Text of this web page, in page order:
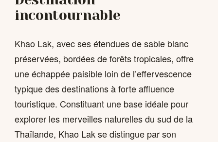
incontournable
Khao Lak, avec ses étendues de sable blanc
préservées, bordées de forêts tropicales, offre
une échappée paisible loin de l’effervescence
typique des destinations à forte affluence
touristique. Constituant une base idéale pour
explorer les merveilles naturelles du sud de la
Thaïlande, Khao Lak se distingue par son